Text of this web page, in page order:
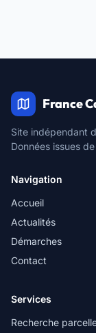
France
Site indépendant
Données issues
Navigation
Accueil
Actualités
Démarches
Contact
Services
Recherche